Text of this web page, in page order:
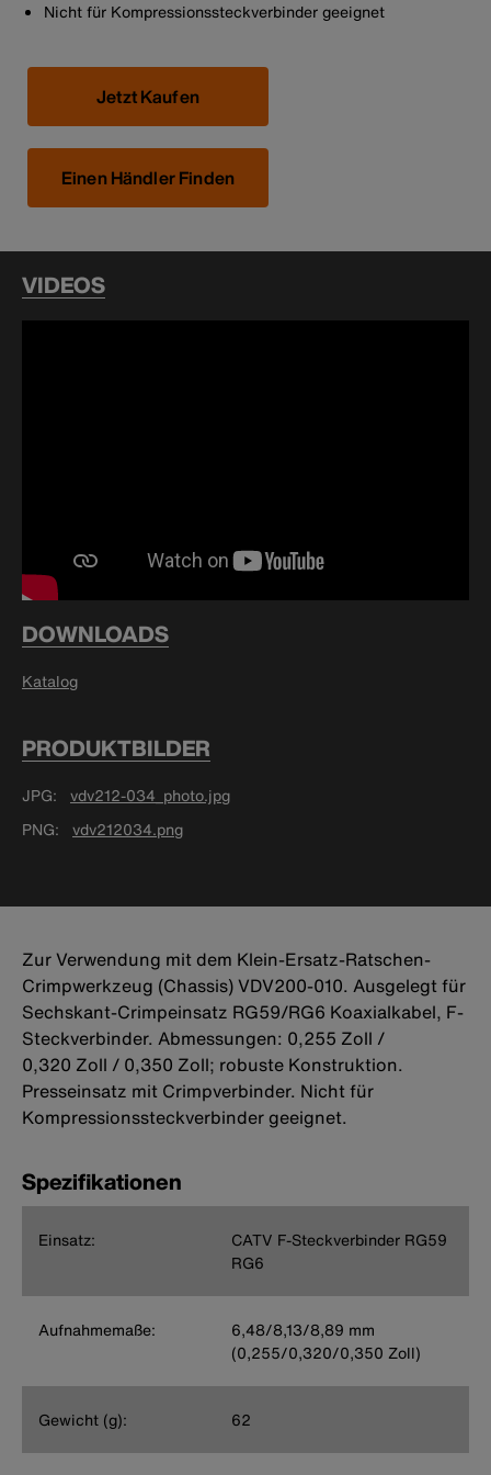
Nicht für Kompressionssteckverbinder geeignet
Jetzt Kaufen
Einen Händler Finden
VIDEOS
DOWNLOADS
Katalog
PRODUKTBILDER
JPG
vdv212-034_photo.jpg
PNG
vdv212034.png
Zur Verwendung mit dem Klein-Ersatz-Ratschen-
Crimpwerkzeug (Chassis) VDV200-010. Ausgelegt für
Sechskant-Crimpeinsatz RG59/RG6 Koaxialkabel, F-
Steckverbinder. Abmessungen: 0,255 Zoll /
0,320 Zoll / 0,350 Zoll; robuste Konstruktion.
Presseinsatz mit Crimpverbinder. Nicht für
Kompressionssteckverbinder geeignet.
Spezifikationen
Einsatz:
CATV F-Steckverbinder RG59
RG6
Aufnahmemaße:
6,48/8,13/8,89 mm
(0,255/0,320/0,350 Zoll)
Gewicht (g): 62